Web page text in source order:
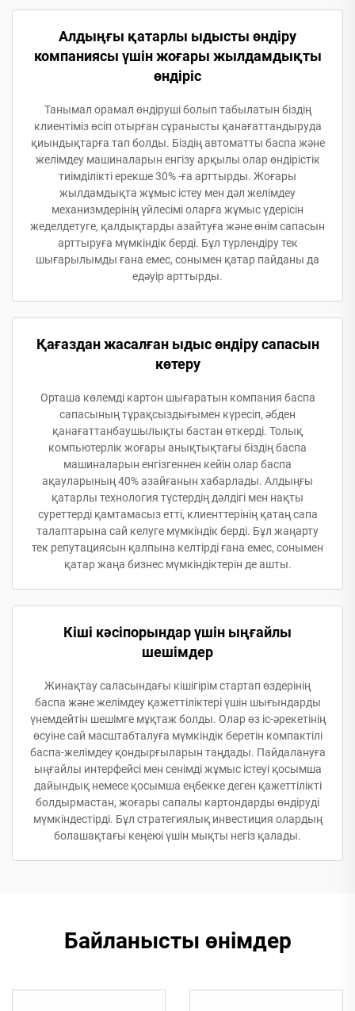
Алдыңғы қатарлы ыдысты өндіру
компаниясы үшін жоғары жылдамдықты
өндіріс
Танымал орамал өндіруші болып табылатын біздің
клиентіміз өсіп отырған сұранысты қанағаттандыруда
қиындықтарға тап болды. Біздің автоматты баспа және
желімдеу машиналарын енгізу арқылы олар өндірістік
тиімділікті ерекше 30% -ға арттырды. Жоғары
жылдамдықта жұмыс істеу мен дәл желімдеу
механизмдерінің үйлесімі оларға жұмыс үдерісін
жеделдетуге, қалдықтарды азайтуға және өнім сапасын
арттыруға мүмкіндік берді. Бұл түрлендіру тек
шығарылымды ғана емес, сонымен қатар пайданы да
едәуір арттырды.
Қағаздан жасалған ыдыс өндіру сапасын
көтеру
Орташа көлемді картон шығаратын компания баспа
сапасының тұрақсыздығымен күресіп, әбден
қанағаттанбаушылықты бастан өткерді. Толық
компьютерлік жоғары анықтықтағы біздің баспа
машиналарын енгізгеннен кейін олар баспа
ақауларының 40% азайғанын хабарлады. Алдыңғы
қатарлы технология түстердің дәлдігі мен нақты
суреттерді қамтамасыз етті, клиенттерінің қатаң сапа
талаптарына сай келуге мүмкіндік берді. Бұл жаңарту
тек репутациясын қалпына келтірді ғана емес, сонымен
қатар жаңа бизнес мүмкіндіктерін де ашты.
Кіші кәсіпорындар үшін ыңғайлы
шешімдер
Жинақтау саласындағы кішігірім стартап өздерінің
баспа және желімдеу қажеттіліктері үшін шығындарды
үнемдейтін шешімге мұқтаж болды. Олар өз іс-әрекетінің
өсуіне сай масштабталуға мүмкіндік беретін компактілі
баспа-желімдеу қондырғыларын таңдады. Пайдалануға
ыңғайлы интерфейсі мен сенімді жұмыс істеуі қосымша
дайындық немесе қосымша еңбекке деген қажеттілікті
болдырмастан, жоғары сапалы картондарды өндіруді
мүмкіндестірді. Бұл стратегиялық инвестиция олардың
болашақтағы кеңеюі үшін мықты негіз қалады.
Байланысты өнімдер